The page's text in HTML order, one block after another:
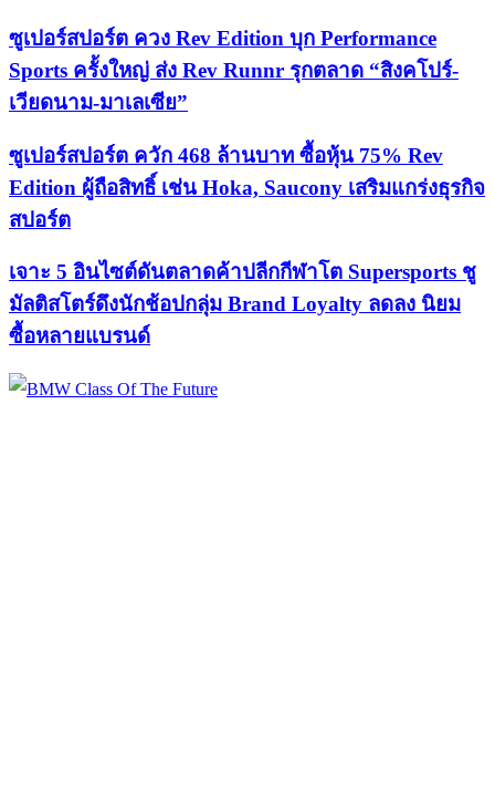
ซูเปอร์สปอร์ต ควง Rev Edition บุก Performance
Sports ครั้งใหญ่ ส่ง Rev Runnr รุกตลาด “สิงคโปร์-
เวียดนาม-มาเลเซีย”
ซูเปอร์สปอร์ต ควัก 468 ล้านบาท ซื้อหุ้น 75% Rev
Edition ผู้ถือสิทธิ์ เช่น Hoka, Saucony เสริมแกร่งธุรกิจ
สปอร์ต
เจาะ 5 อินไซต์ดันตลาดค้าปลีกกีฬาโต Supersports ชู
มัลติสโตร์ดึงนักช้อปกลุ่ม Brand Loyalty ลดลง นิยม
ซื้อหลายแบรนด์